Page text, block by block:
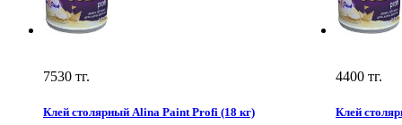
7530 тг.
Клей столярный Alina Paint Profi (18 кг)
4400 тг.
Клей